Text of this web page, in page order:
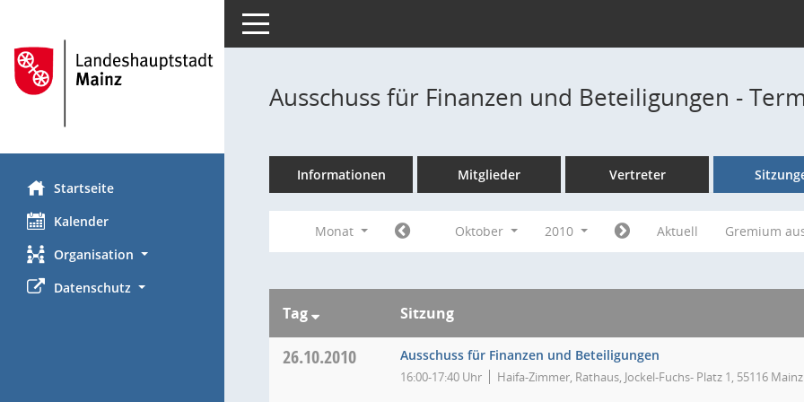
Startseite
Kalender
Organisation
Datenschutz
Toggle navigation
Ausschuss für Finanzen und Beteiligungen -
Informationen Mitglieder Vertreter
Monat Oktober 2010 Aktuell Gremium
Tag Sitzung
26.10.2010 Ausschuss für Finanzen und Beteiligungen
16:00-17:40 Uhr Haifa-Zimmer, Rathaus, Jockel-Fuchs- Platz 1, 55116 Mainz